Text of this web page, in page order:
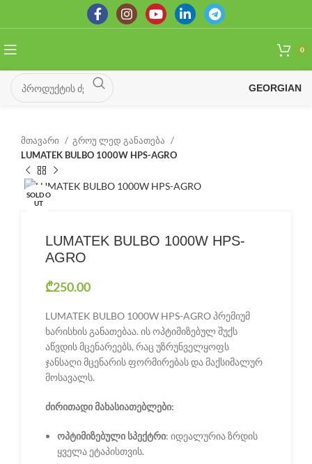
0
GEORGIAN
მთავარი
გროუ ლედ განათება
LUMATEK BULBO 1000W HPS-AGRO
SOLD O
UT
LUMATEK BULBO 1000W HPS-
AGRO
₾250.00
LUMATEK BULBO 1000W HPS-AGRO პრემიუმ
ხარისხის განათებაა. ის ოპტიმიზებულ შუქს
აწვდის მცენარეებს, რაც უზრუნველყოფს
ჯანსაღი მცენარის ფორმირებას და მაქსიმალურ
მოსავალს.
ძირითადი მახასიათებლები:
ოპტიმიზებული სპექტრი: იდეალურია ზრდის
ყველა ეტაპისთვის.